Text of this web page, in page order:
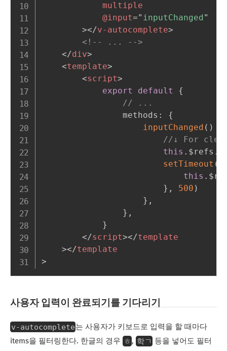
multiple
@input=" inputChanged "
></v-autocomplete>
<!-- ... -->
</div>
<template>
<script>
export
default
{
// ...
                methods
:
{
inputChanged ( )
//↓ For
this . $refs .
setTimeout (
this .
} , 500 )
} ,
} ,
}
</script></template
></template
>
사용자 입력이 완료되기를 기다리기
v-autocomplete 는 사용자가 키보드로 입력을 할 때마다
items을 필터링한다. 한글의 경우 ㅎ , 학ㄱ 등을 넣어도 필터